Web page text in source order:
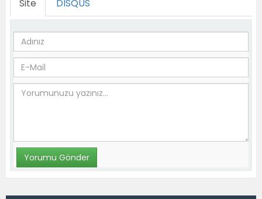
Site DISQUS